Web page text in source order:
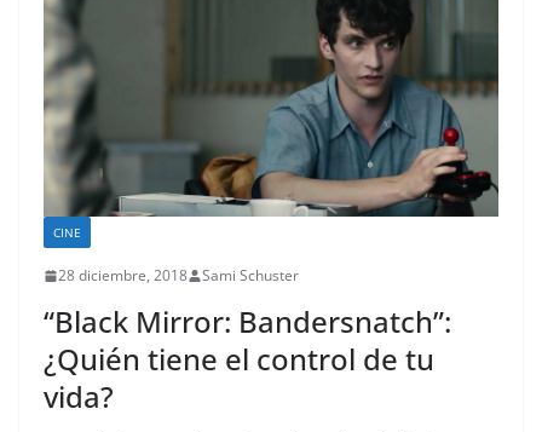
CINE
28 diciembre, 2018 Sami Schuster
“Black Mirror: Bandersnatch”:
¿Quién tiene el control de tu
vida?